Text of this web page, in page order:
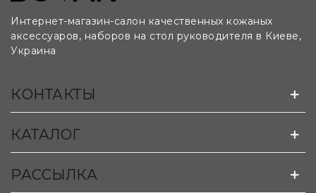
лекалам и чертежам клиента:
Интернет-магазин-салон качественных кожаных
аксессуаров, наборов на стол руководителя в Киеве,
Украина
КОНТАКТЫ
КАТАЛОГ
РАССЫЛКА